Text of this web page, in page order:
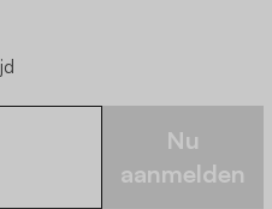
Nu
aanmelden